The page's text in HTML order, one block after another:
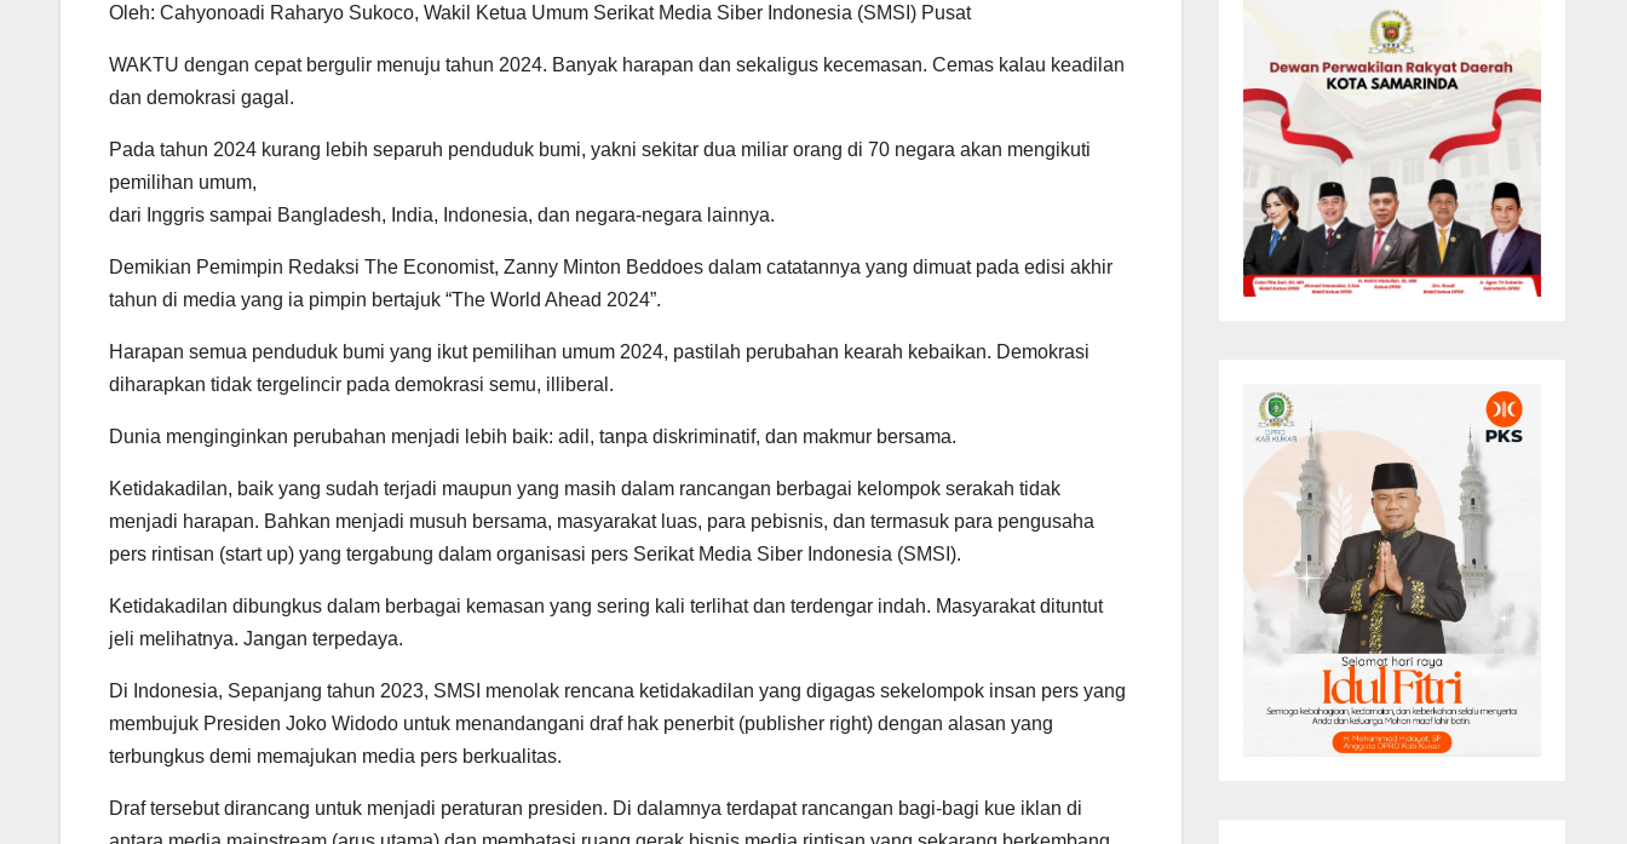
Oleh: Cahyonoadi Raharyo Sukoco, Wakil Ketua Umum Serikat Media Siber Indonesia (SMSI) Pusat
WAKTU dengan cepat bergulir menuju tahun 2024. Banyak harapan dan sekaligus kecemasan. Cemas kalau keadilan
dan demokrasi gagal.
Pada tahun 2024 kurang lebih separuh penduduk bumi, yakni sekitar dua miliar orang di 70 negara akan mengikuti
pemilihan umum,
dari Inggris sampai Bangladesh, India, Indonesia, dan negara-negara lainnya.
Demikian Pemimpin Redaksi The Economist, Zanny Minton Beddoes dalam catatannya yang dimuat pada edisi akhir
tahun di media yang ia pimpin bertajuk “The World Ahead 2024”.
Harapan semua penduduk bumi yang ikut pemilihan umum 2024, pastilah perubahan kearah kebaikan. Demokrasi
diharapkan tidak tergelincir pada demokrasi semu, illiberal.
Dunia menginginkan perubahan menjadi lebih baik: adil, tanpa diskriminatif, dan makmur bersama.
Ketidakadilan, baik yang sudah terjadi maupun yang masih dalam rancangan berbagai kelompok serakah tidak
menjadi harapan. Bahkan menjadi musuh bersama, masyarakat luas, para pebisnis, dan termasuk para pengusaha
pers rintisan (start up) yang tergabung dalam organisasi pers Serikat Media Siber Indonesia (SMSI).
Ketidakadilan dibungkus dalam berbagai kemasan yang sering kali terlihat dan terdengar indah. Masyarakat dituntut
jeli melihatnya. Jangan terpedaya.
Di Indonesia, Sepanjang tahun 2023, SMSI menolak rencana ketidakadilan yang digagas sekelompok insan pers yang
membujuk Presiden Joko Widodo untuk menandangani draf hak penerbit (publisher right) dengan alasan yang
terbungkus demi memajukan media pers berkualitas.
Draf tersebut dirancang untuk menjadi peraturan presiden. Di dalamnya terdapat rancangan bagi-bagi kue iklan di